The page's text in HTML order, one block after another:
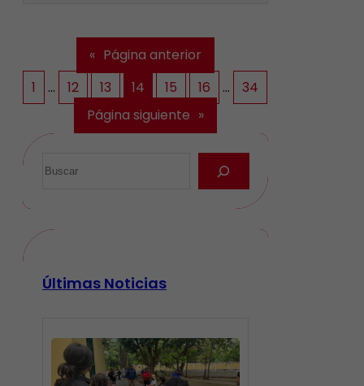
« Página anterior
1
… 12 13 14 15 16 …
34
Página siguiente »
Últimas Noticias